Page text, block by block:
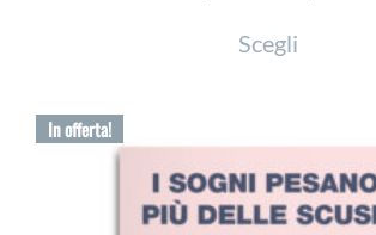
Scegli
Le
In offerta!